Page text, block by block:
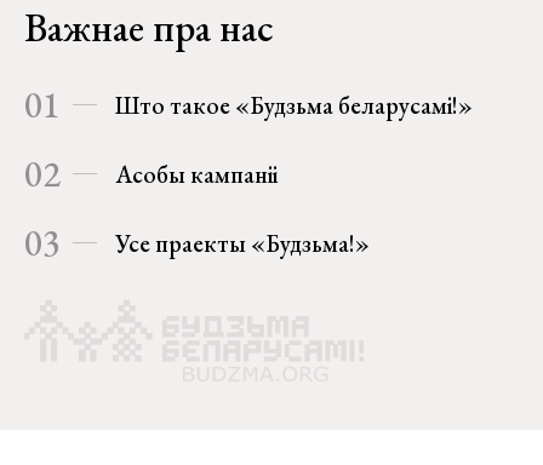
Важнае пра нас
01 Што такое «Будзьма беларусамі!»
02 Асобы кампаніі
03 Усе праекты «Будзьма!»